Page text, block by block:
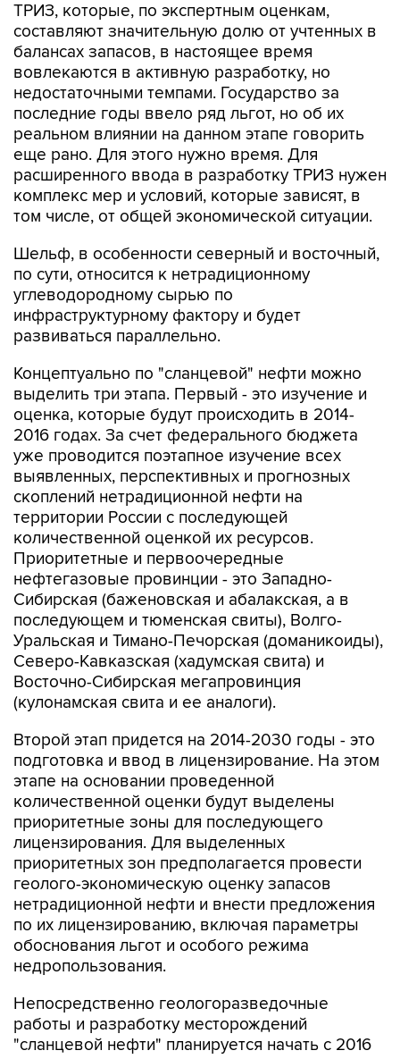
ТРИЗ, которые, по экспертным оценкам,
составляют значительную долю от учтенных в
балансах запасов, в настоящее время
вовлекаются в активную разработку, но
недостаточными темпами. Государство за
последние годы ввело ряд льгот, но об их
реальном влиянии на данном этапе говорить
еще рано. Для этого нужно время. Для
расширенного ввода в разработку ТРИЗ нужен
комплекс мер и условий, которые зависят, в
том числе, от общей экономической ситуации.
Шельф, в особенности северный и восточный,
по сути, относится к нетрадиционному
углеводородному сырью по
инфраструктурному фактору и будет
развиваться параллельно.
Концептуально по "сланцевой" нефти можно
выделить три этапа. Первый - это изучение и
оценка, которые будут происходить в 2014-
2016 годах. За счет федерального бюджета
уже проводится поэтапное изучение всех
выявленных, перспективных и прогнозных
скоплений нетрадиционной нефти на
территории России с последующей
количественной оценкой их ресурсов.
Приоритетные и первоочередные
нефтегазовые провинции - это Западно-
Сибирская (баженовская и абалакская, а в
последующем и тюменская свиты), Волго-
Уральская и Тимано-Печорская (доманикоиды),
Северо-Кавказская (хадумская свита) и
Восточно-Сибирская мегапровинция
(кулонамская свита и ее аналоги).
Второй этап придется на 2014-2030 годы - это
подготовка и ввод в лицензирование. На этом
этапе на основании проведенной
количественной оценки будут выделены
приоритетные зоны для последующего
лицензирования. Для выделенных
приоритетных зон предполагается провести
геолого-экономическую оценку запасов
нетрадиционной нефти и внести предложения
по их лицензированию, включая параметры
обоснования льгот и особого режима
недропользования.
Непосредственно геологоразведочные
работы и разработку месторождений
"сланцевой нефти" планируется начать с 2016